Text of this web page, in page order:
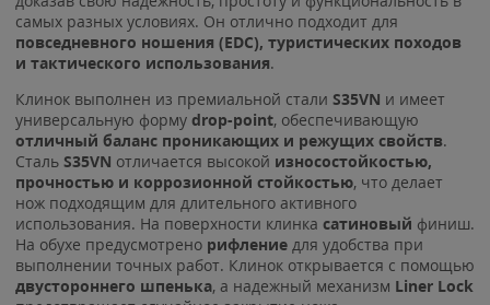
самых разных условиях. Он отлично подходит для
повседневного ношения (EDC), туристических походов
и тактического использования.
Клинок выполнен из премиальной стали S35VN и имеет
универсальную форму drop-point, обеспечивающую
отличный баланс проникающих и режущих свойств.
Сталь S35VN отличается высокой износостойкостью,
прочностью и коррозионной стойкостью, что делает
нож подходящим для длительного активного
использования. На поверхности клинка сатиновый финиш.
На обухе предусмотрено рифление для удобства при
выполнении точных работ. Клинок открывается с помощью
двустороннего шпенька, а надежный механизм Liner Lock